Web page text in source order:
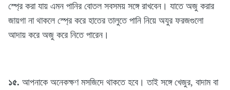
স্প্রে করা যায় এমন পানির বোতল সবসময় সঙ্গে রাখবেন। যাতে অজু করার
জায়গা না থাকলে স্প্রে করে হাতের তালুতে পানি নিয়ে অযুর ফরজগুলো
আদায় করে অজু করে নিতে পারেন।
১৫. আপনাকে অনেকক্ষণ মসজিদে থাকতে হবে। তাই সঙ্গে খেজুর, বাদাম বা